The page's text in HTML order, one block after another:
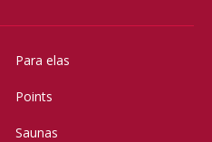
Para elas
Points
Saunas